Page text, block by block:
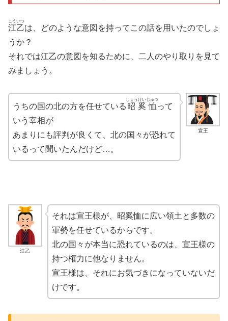
江乙
こういつ
は、どのような意図を持ってこの話を用いたのでしょ
うか？
それでは江乙の意図を知るために、二人のやり取りを見て
みましょう。
宣王
うちの国の北の方を任せている 昭奚恤
しょうけいじゅつ
って
いう宰相が
あまりにも評判が良くて、北の国々が恐れて
いるって聞いたんだけど…。
江乙
それは宣王様が、昭奚恤に広い領土と多数の
軍勢を任せているからです。
北の国々が本当に恐れているのは、宣王様の
持つ権力に他なりません。
宣王様は、それにお気づきになっていないだ
けです。